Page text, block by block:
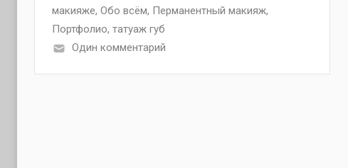
макияже, Обо всём, Перманентный макияж,
Портфолио, татуаж губ
Один комментарий